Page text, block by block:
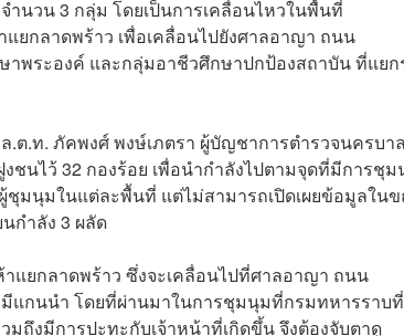
นวน 3 กลุ่ม โดยเป็นการเคลื่อนไหวในพื้นที่
ยกลาดพร้าว เพื่อเคลื่อนไปยังศาลอาญา ถนน
พระองค์ และกลุ่มอาชีวศึกษาปกป้องสถาบัน ที่แยก
ต.ท. ภัคพงศ์ พงษ์เภตรา ผู้บัญชาการตำรวจนครบาล
ชนไว้ 32 กองร้อย เพื่อนำกำลังไปตามจุดที่มีการชุม
มนุมในแต่ละพื้นที่ แต่ไม่สามารถเปิดเผยข้อมูลใน
กำลัง 3 ผลัด
แยกลาดพร้าว ซึ่งจะเคลื่อนไปที่ศาลอาญา ถนน
แกนนำ โดยที่ผ่านมาในการชุมนุมที่กรมทหารราบที่
ถึงมีการปะทะกับเจ้าหน้าที่เกิดขึ้น จึงต้องจับตาดู